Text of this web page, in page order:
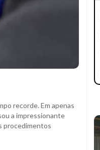
recorde. Em apenas
a impressionante
procedimentos